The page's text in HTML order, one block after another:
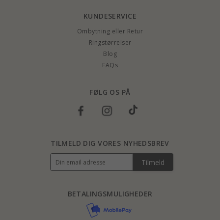
KUNDESERVICE
Ombytning eller Retur
Ringstørrelser
Blog
FAQs
FØLG OS PÅ
BETALINGSMULIGHEDER
TILMELD DIG VORES NYHEDSBREV
Tilmeld